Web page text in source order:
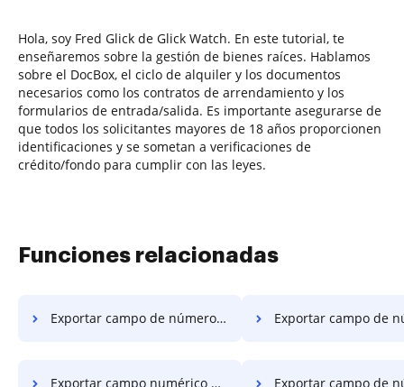
Hola, soy Fred Glick de Glick Watch. En este tutorial, te
enseñaremos sobre la gestión de bienes raíces. Hablamos
sobre el DocBox, el ciclo de alquiler y los documentos
necesarios como los contratos de arrendamiento y los
formularios de entrada/salida. Es importante asegurarse de
que todos los solicitantes mayores de 18 años proporcionen
identificaciones y se sometan a verificaciones de
crédito/fondo para cumplir con las leyes.
Funciones relacionadas
Exportar campo de número en PDF en Huawei Exportar campo de número en
Exportar campo numérico en PDF en OPPO Exportar campo de número en